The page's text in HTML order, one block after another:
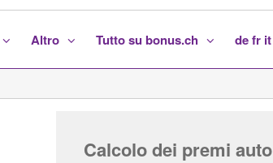
Altro Tutto su bonus.ch de fr it
Calcolo dei premi auto